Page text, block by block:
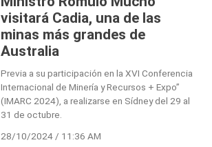
visitará Cadia, una de las
minas más grandes de
Australia
Previa a su participación en la XVI Conferencia
Internacional de Minería y Recursos + Expo”
(IMARC 2024), a realizarse en Sídney del 29 al
31 de octubre.
28/10/2024 / 11:36 AM